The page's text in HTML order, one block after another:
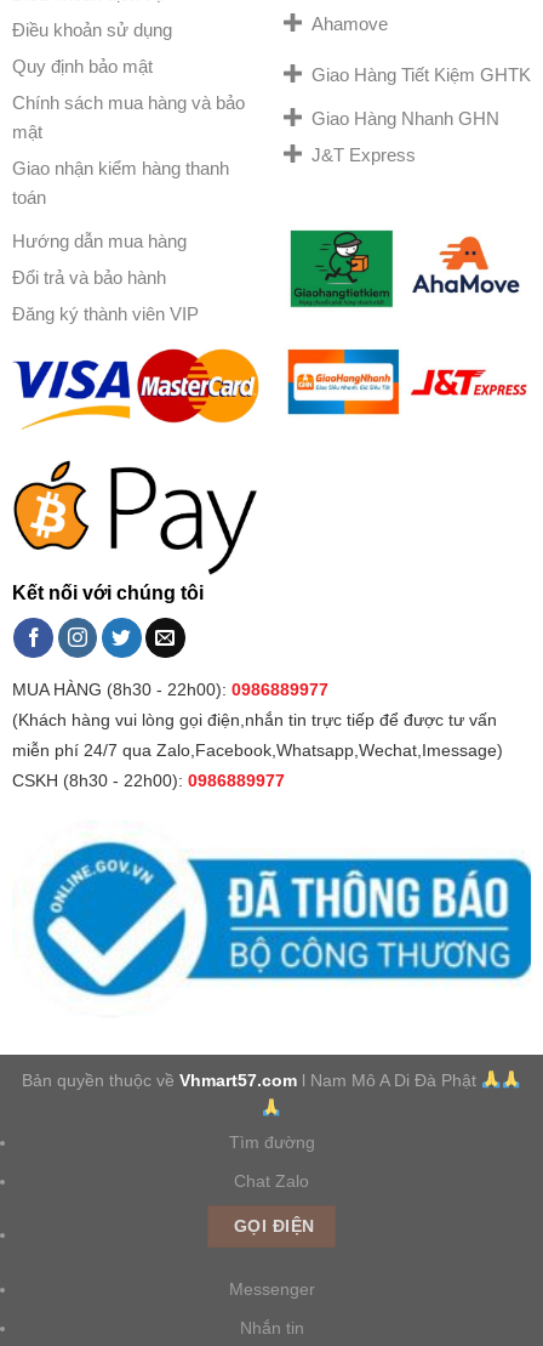
Điều khoản sử dụng
Quy định bảo mật
Chính sách mua hàng và bảo
mật
Giao nhận kiểm hàng thanh
toán
Hướng dẫn mua hàng
Đổi trả và bảo hành
Đăng ký thành viên VIP
Ahamove
Giao Hàng Tiết Kiệm GHTK
Giao Hàng Nhanh GHN
J&T Express
Kết nối với chúng tôi
MUA HÀNG (8h30 - 22h00): 0986889977
(Khách hàng vui lòng gọi điện,nhắn tin trực tiếp để được tư vấn
miễn phí 24/7 qua Zalo,Facebook,Whatsapp,Wechat,Imessage)
CSKH (8h30 - 22h00): 0986889977
Bản quyền thuộc vềVhmart57.com l Nam Mô A Di Đà Phật
Tìm đường
Chat Zalo
GỌI ĐIỆN
Messenger
Nhắn tin